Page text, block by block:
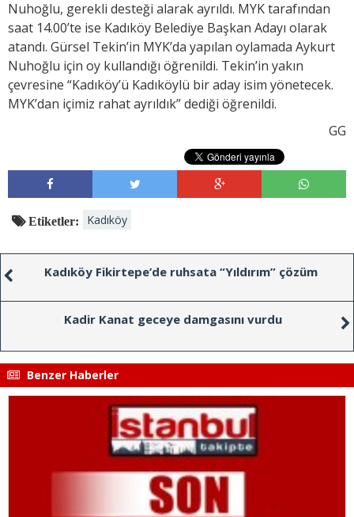
Nuhoğlu, gerekli desteği alarak ayrıldı. MYK tarafından
saat 14.00’te ise Kadıköy Belediye Başkan Adayı olarak
atandı. Gürsel Tekin’in MYK’da yapılan oylamada Aykurt
Nuhoğlu için oy kullandığı öğrenildi. Tekin’in yakın
çevresine “Kadıköy’ü Kadıköylü bir aday isim yönetecek.
MYK’dan içimiz rahat ayrıldık” dediği öğrenildi.
GG
Etiketler: Kadıköy
Kadıköy Fikirtepe’de ruhsata “Yıldırım” çözüm
Kadir Kanat geceye damgasını vurdu
Benzer Haberler